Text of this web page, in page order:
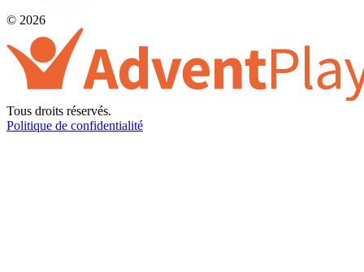
© 2026
Tous droits réservés.
Politique de confidentialité